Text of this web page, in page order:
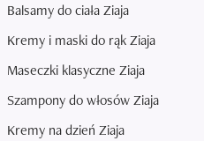
Balsamy do ciała Ziaja
Kremy i maski do rąk Ziaja
Maseczki klasyczne Ziaja
Szampony do włosów Ziaja
Kremy na dzień Ziaja